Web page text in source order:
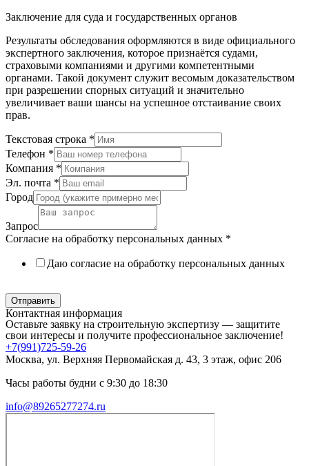
Заключение для суда и государственных органов
Результаты обследования оформляются в виде официального
экспертного заключения, которое признаётся судами,
страховыми компаниями и другими компетентными
органами. Такой документ служит весомым доказательством
при разрешении спорных ситуаций и значительно
увеличивает ваши шансы на успешное отстаивание своих
прав.
Текстовая строка *
Телефон *
Компания *
Эл. почта *
Город
Запрос
Согласие на обработку персональных данных *
Даю согласие на обработку персональных данных
Отправить
Контактная информация
Оставьте заявку на строительную экспертизу — защитите
свои интересы и получите профессиональное заключение!
+7(991)725-59-26
Москва, ул. Верхняя Первомайская д. 43, 3 этаж, офис 206
Часы работы будни с 9:30 до 18:30
info@89265277274.ru